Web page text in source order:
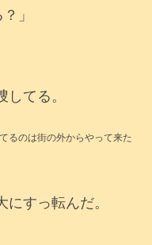
」
てる。
るのは街の外からやって来た
すっ転んだ。